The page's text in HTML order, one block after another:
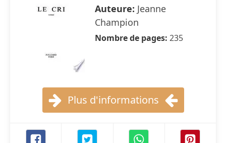
Auteure: Jeanne
Champion
Nombre de pages: 235
Plus d'informations